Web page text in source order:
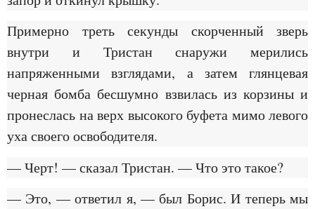
Примерно треть секунды скорченный зверь
внутри и Тристан снаружи мерились
напряженными взглядами, а затем глянцевая
черная бомба бесшумно взвилась из корзины и
пронеслась на верх высокого буфета мимо левого
уха своего освободителя.
— Черт! — сказал Тристан. — Что это такое?
— Это, — ответил я, — был Борис. И теперь мы